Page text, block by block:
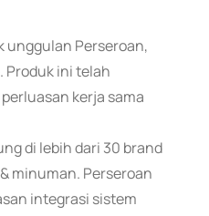
unggulan Perseroan,
Produk ini telah
kerja sama
di lebih dari 30 brand
minuman. Perseroan
integrasi sistem